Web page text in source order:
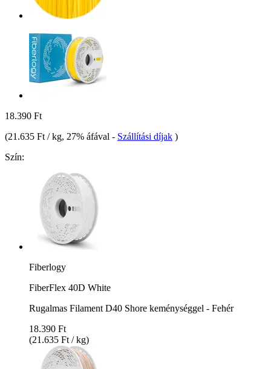
18.390 Ft
(21.635 Ft / kg, 27% áfával - Szállítási díjak )
Szín:
Fiberlogy
FiberFlex 40D White
Rugalmas Filament D40 Shore keménységgel - Fehér
18.390 Ft
(21.635 Ft / kg)